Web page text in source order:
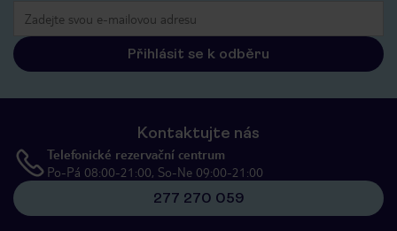
Přihlásit se k odběru
Kontaktujte nás
Telefonické rezervační centrum
Po-Pá 08:00-21:00, So-Ne 09:00-21:00
277 270 059